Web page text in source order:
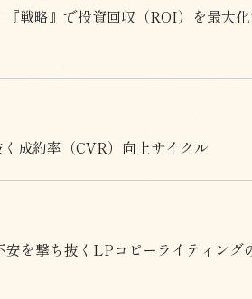
戦略』で投資回収（ROI）を最大
成約率（CVR）向上サイクル
を撃ち抜くLPコピーライティング